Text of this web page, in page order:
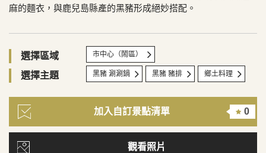
麻的麵衣，與鹿兒島縣產的黑豬形成絕妙搭配。
選擇區域 市中心（鬧區）
選擇主題 黑豬 涮涮鍋 黑豬 豬排 鄉土料理
加入自訂景點清單 0
觀看照片